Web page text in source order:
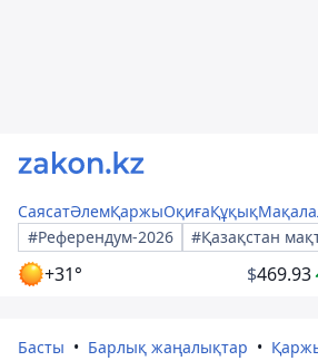
СаясатӘлемҚаржыОқиғаҚұқық
#Референдум-2026
#Қазақстан
+31° $469.93
Басты Барлық жаңалықтар